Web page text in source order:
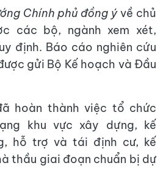
Chính phủ đồng ývề chủ
các bộ, ngành xem xét,
định. Báo cáo nghiên cứu
gửi Bộ Kế hoạch và Đầu
hoàn thành việc tổ chức
khu vực xây dựng, kế
hỗ trợ và tái định cư, kế
thầu giai đoạn chuẩn bị dự